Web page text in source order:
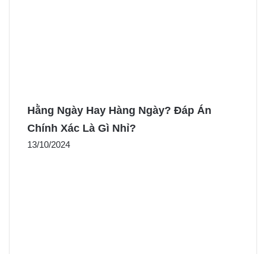
Hằng Ngày Hay Hàng Ngày? Đáp Án
Chính Xác Là Gì Nhỉ?
13/10/2024